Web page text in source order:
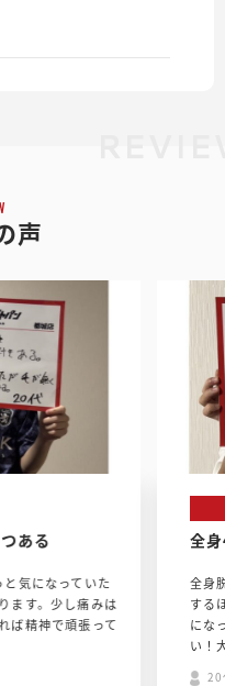
声
ある
気になっていた
ます。少し痛みは
ば精神で頑張って
全
全身
する
にな
い！